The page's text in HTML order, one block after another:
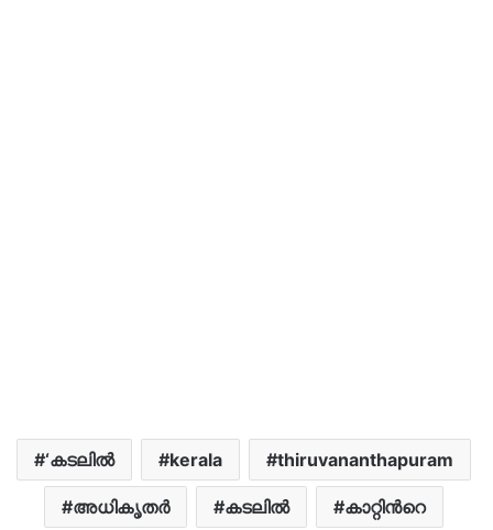
‘കടലില്‍ kerala thiruvananthapuram
അധികൃതർ കടലില്‍ കാറ്റിന്‍റെ